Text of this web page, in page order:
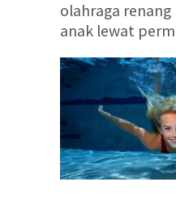
olahraga renang
anak lewat